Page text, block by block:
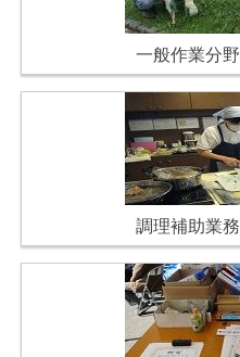
一般作業分野
調理補助業務